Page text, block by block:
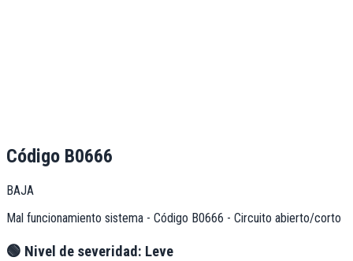
Código B0666
BAJA
Mal funcionamiento sistema - Código B0666 - Circuito abierto/corto
🟢 Nivel de severidad: Leve